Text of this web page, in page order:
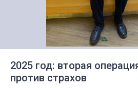
2025 год: вторая
против страхов